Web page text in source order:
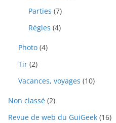
Parties (7)
Règles (4)
Photo (4)
Tir (2)
Vacances, voyages (10)
Non classé (2)
Revue de web du GuiGeek (16)